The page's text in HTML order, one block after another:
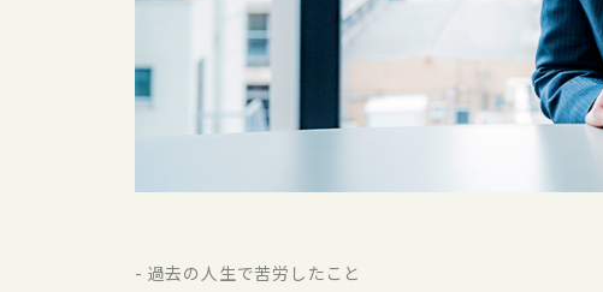
- 過去の人生で苦労したこと